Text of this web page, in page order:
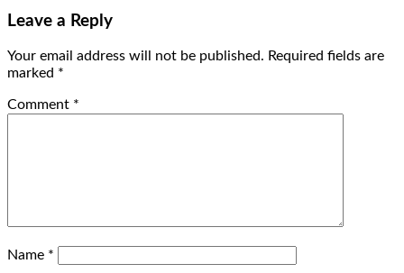
Leave a Reply
Your email address will not be published. Required fields are
marked *
Comment *
Name *